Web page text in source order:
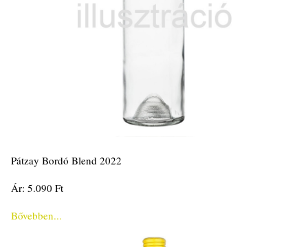
Pátzay Bordó Blend 2022
Ár: 5.090 Ft
Bővebben...